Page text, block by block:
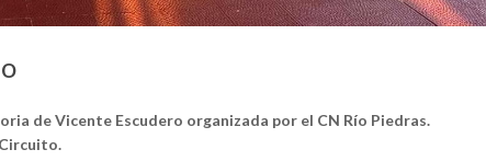
de Vicente Escudero organizada por el CN Río Piedras.